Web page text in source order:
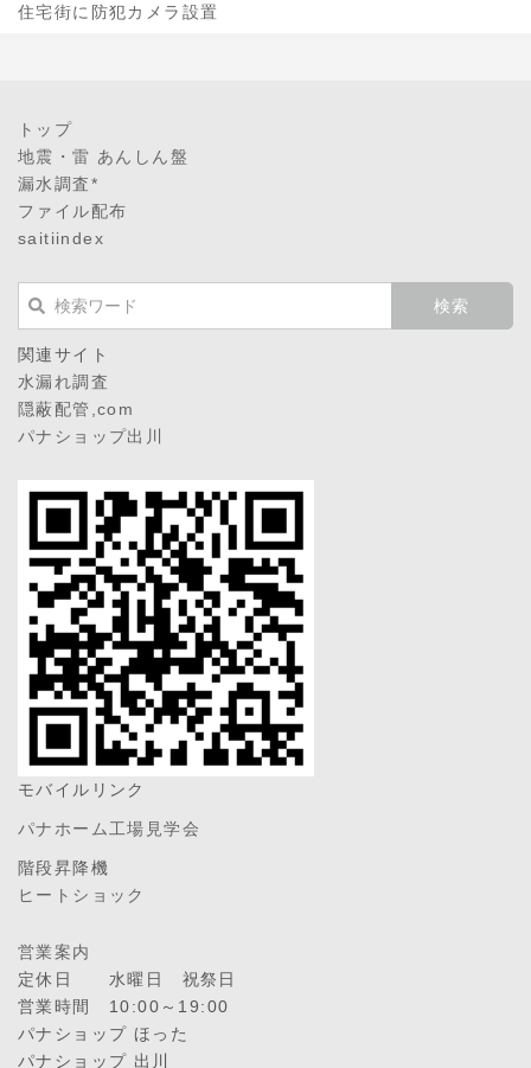
住宅街に防犯カメラ設置
トップ
地震・雷 あんしん盤
漏水調査*
ファイル配布
saitiindex
関連サイト
水漏れ調査
隠蔽配管,com
パナショップ出川
モバイルリンク
パナホーム工場見学会
階段昇降機
ヒートショック
営業案内
定休日 水曜日 祝祭日
営業時間 10:00～19:00
パナショップ ほった
パナショップ 出川